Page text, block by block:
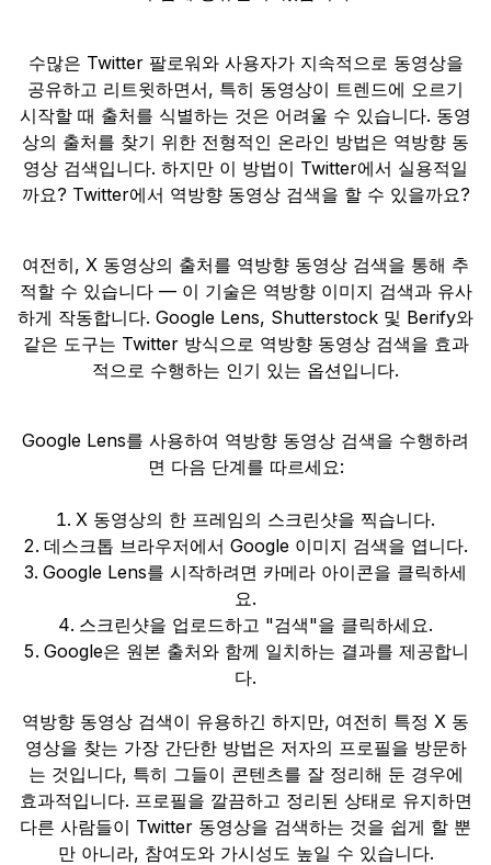
수많은 Twitter 팔로워와 사용자가 지속적으로 동영상을
공유하고 리트윗하면서, 특히 동영상이 트렌드에 오르기
시작할 때 출처를 식별하는 것은 어려울 수 있습니다. 동영
상의 출처를 찾기 위한 전형적인 온라인 방법은 역방향 동
영상 검색입니다. 하지만 이 방법이 Twitter에서 실용적일
까요? Twitter에서 역방향 동영상 검색을 할 수 있을까요?
여전히, X 동영상의 출처를 역방향 동영상 검색을 통해 추
적할 수 있습니다 — 이 기술은 역방향 이미지 검색과 유사
하게 작동합니다. Google Lens, Shutterstock 및 Berify와
같은 도구는 Twitter 방식으로 역방향 동영상 검색을 효과
적으로 수행하는 인기 있는 옵션입니다.
Google Lens를 사용하여 역방향 동영상 검색을 수행하려
면 다음 단계를 따르세요:
X 동영상의 한 프레임의 스크린샷을 찍습니다.
데스크톱 브라우저에서 Google 이미지 검색을 엽니다.
Google Lens를 시작하려면 카메라 아이콘을 클릭하세
요.
스크린샷을 업로드하고 "검색"을 클릭하세요.
Google은 원본 출처와 함께 일치하는 결과를 제공합니
다.
역방향 동영상 검색이 유용하긴 하지만, 여전히 특정 X 동
영상을 찾는 가장 간단한 방법은 저자의 프로필을 방문하
는 것입니다, 특히 그들이 콘텐츠를 잘 정리해 둔 경우에
효과적입니다. 프로필을 깔끔하고 정리된 상태로 유지하면
다른 사람들이 Twitter 동영상을 검색하는 것을 쉽게 할 뿐
만 아니라, 참여도와 가시성도 높일 수 있습니다.